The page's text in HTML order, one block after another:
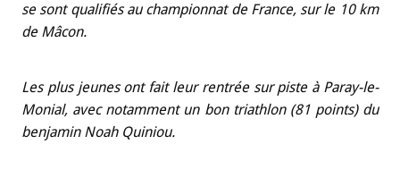
se sont qualifiés au championnat de France, sur le 10 km
de Mâcon.
Les plus jeunes ont fait leur rentrée sur piste à Paray-le-
Monial, avec notamment un bon triathlon (81 points) du
benjamin Noah Quiniou.